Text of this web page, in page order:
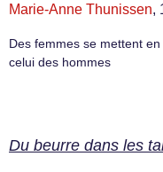
Marie-Anne Thunissen,
Des femmes se mettent
celui des hommes
Du beurre dans les